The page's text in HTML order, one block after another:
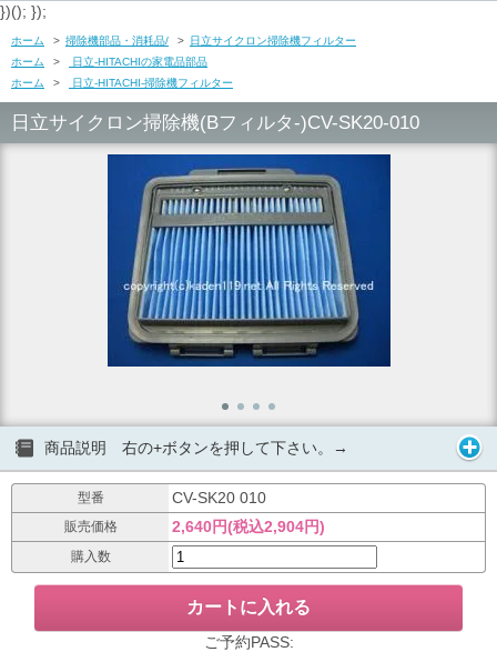
})(); });
ホーム > 掃除機部品・消耗品/ > 日立サイクロン掃除機フィルター
ホーム
>
日立-HITACHIの家電品部品
ホーム
> 日立-HITACHI-掃除機フィルター
日立サイクロン掃除機(Bフィルタ-)CV-SK20-010
商品説明 右の+ボタンを押して下さい。→
型番 CV-SK20 010
販売価格 2,640円(税込2,904円)
購入数
ご予約PASS: